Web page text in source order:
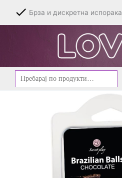
content
Брза и дискретна испорака
Барај
за: